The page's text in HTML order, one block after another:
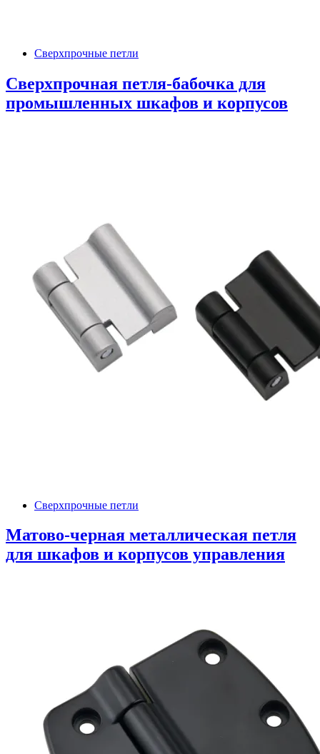
Сверхпрочные петли
Сверхпрочная петля-бабочка для
промышленных шкафов и корпусов
Сверхпрочные петли
Матово-черная металлическая петля
для шкафов и корпусов управления